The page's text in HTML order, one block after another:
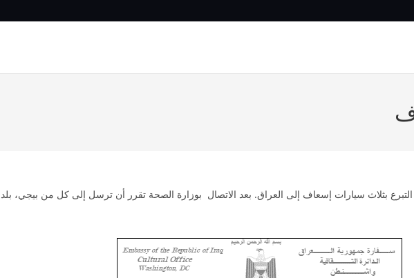
بثلاث سيارات إسعاف إلى العراق. بعد الاتصال بوزارة الصحة تقرر أن ترسل إلى كل من بيجي، بلد